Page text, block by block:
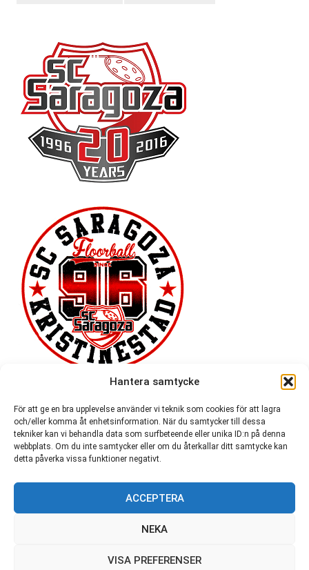
Hantera samtycke
För att ge en bra upplevelse använder vi teknik som cookies för att lagra
och/eller komma åt enhetsinformation. När du samtycker till dessa
tekniker kan vi behandla data som surfbeteende eller unika ID:n på denna
webbplats. Om du inte samtycker eller om du återkallar ditt samtycke kan
detta påverka vissa funktioner negativt.
ACCEPTERA
NEKA
VISA PREFERENSER
© SC Saragoza r.f. 1996-2026